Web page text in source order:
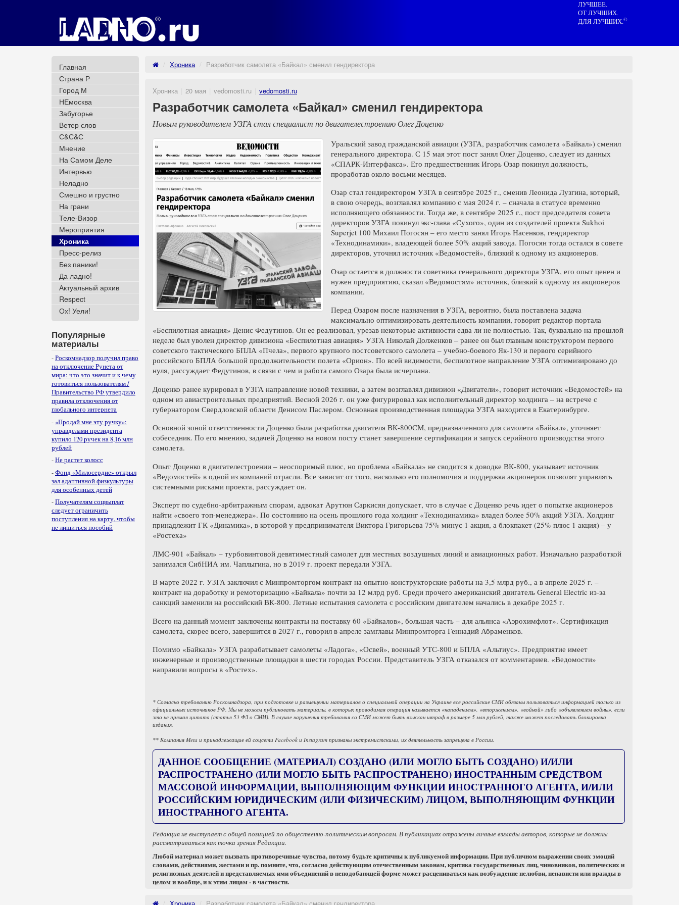
ЛУЧШЕЕ.
ОТ ЛУЧШИХ.
ДЛЯ ЛУЧШИХ.©
Главная
Страна Р
Город М
НЕмосква
Забугорье
Ветер слов
С&С&С
Мнение
На Самом Деле
Интервью
Неладно
Смешно и грустно
На грани
Теле-Визор
Мероприятия
Хроника
Пресс-релиз
Без паники!
Да ладно!
Актуальный архив
Respect
Ох! Уели!
Популярные
материалы
-Роскомнадзор получил право
на отключение Рунета от
мира: что это значит и к чему
готовиться пользователям /
Правительство РФ утвердило
правила отключения от
глобального интернета
- «Продай мне эту ручку»:
управделами президента
купило 120 ручек на 8,16 млн
рублей
-Не растет колосс
-Фонд «Милосердие» открыл
зал адаптивной физкультуры
для особенных детей
-Получателям соцвыплат
следует ограничить
поступления на карту, чтобы
не лишиться пособий
Хроника Разработчик самолета «Байкал» сменил гендиректора
Хроника 20 мая vedomosti.ru vedomosti.ru
Разработчик самолета «Байкал» сменил гендиректора
Новым руководителем УЗГА стал специалист по двигателестроению Олег Доценко
Уральский завод гражданской авиации (УЗГА, разработчик самолета «Байкал») сменил
генерального директора. С 15 мая этот пост занял Олег Доценко, следует из данных
«СПАРК-Интерфакса». Его предшественник Игорь Озар покинул должность,
проработав около восьми месяцев.
Озар стал гендиректором УЗГА в сентябре 2025 г., сменив Леонида Лузгина, который,
в свою очередь, возглавлял компанию с мая 2024 г. – сначала в статусе временно
исполняющего обязанности. Тогда же, в сентябре 2025 г., пост председателя совета
директоров УЗГА покинул экс-глава «Сухого», один из создателей проекта Sukhoi
Superjet 100 Михаил Погосян – его место занял Игорь Насенков, гендиректор
«Технодинамики», владеющей более 50% акций завода. Погосян тогда остался в совете
директоров, уточнял источник «Ведомостей», близкий к одному из акционеров.
Озар остается в должности советника генерального директора УЗГА, его опыт ценен и
нужен предприятию, сказал «Ведомостям» источник, близкий к одному из акционеров
компании.
Перед Озаром после назначения в УЗГА, вероятно, была поставлена задача
максимально оптимизировать деятельность компании, говорит редактор портала
«Беспилотная авиация» Денис Федутинов. Он ее реализовал, урезав некоторые активности едва ли не полностью. Так, буквально на прошлой
неделе был уволен директор дивизиона «Беспилотная авиация» УЗГА Николай Долженков – ранее он был главным конструктором первого
советского тактического БПЛА «Пчела», первого крупного постсоветского самолета – учебно-боевого Як-130 и первого серийного
российского БПЛА большой продолжительности полета «Орион». По всей видимости, беспилотное направление УЗГА оптимизировано до
нуля, рассуждает Федутинов, в связи с чем и работа самого Озара была исчерпана.
Доценко ранее курировал в УЗГА направление новой техники, а затем возглавлял дивизион «Двигатели», говорит источник «Ведомостей» на
одном из авиастроительных предприятий. Весной 2026 г. он уже фигурировал как исполнительный директор холдинга – на встрече с
губернатором Свердловской области Денисом Паслером. Основная производственная площадка УЗГА находится в Екатеринбурге.
Основной зоной ответственности Доценко была разработка двигателя ВК-800СМ, предназначенного для самолета «Байкал», уточняет
собеседник. По его мнению, задачей Доценко на новом посту станет завершение сертификации и запуск серийного производства этого
самолета.
Опыт Доценко в двигателестроении – неоспоримый плюс, но проблема «Байкала» не сводится к доводке ВК-800, указывает источник
«Ведомостей» в одной из компаний отрасли. Все зависит от того, насколько его полномочия и поддержка акционеров позволят управлять
системными рисками проекта, рассуждает он.
Эксперт по судебно-арбитражным спорам, адвокат Арутюн Саркисян допускает, что в случае с Доценко речь идет о попытке акционеров
найти «своего топ-менеджера». По состоянию на осень прошлого года холдинг «Технодинамика» владел более 50% акций УЗГА. Холдинг
принадлежит ГК «Динамика», в которой у предпринимателя Виктора Григорьева 75% минус 1 акция, а блокпакет (25% плюс 1 акция) – у
«Ростеха»
ЛМС-901 «Байкал» – турбовинтовой девятиместный самолет для местных воздушных линий и авиационных работ. Изначально разработкой
занимался СибНИА им. Чаплыгина, но в 2019 г. проект передали УЗГА.
В марте 2022 г. УЗГА заключил с Минпромторгом контракт на опытно-конструкторские работы на 3,5 млрд руб., а в апреле 2025 г. –
контракт на доработку и ремоторизацию «Байкала» почти за 12 млрд руб. Среди прочего американский двигатель General Electric из-за
санкций заменили на российский ВК-800. Летные испытания самолета с российским двигателем начались в декабре 2025 г.
Всего на данный момент заключены контракты на поставку 60 «Байкалов», большая часть – для альянса «Аэрохимфлот». Сертификация
самолета, скорее всего, завершится в 2027 г., говорил в апреле замглавы Минпромторга Геннадий Абраменков.
Помимо «Байкала» УЗГА разрабатывает самолеты «Ладога», «Освей», военный УТС-800 и БПЛА «Альтиус». Предприятие имеет
инженерные и производственные площадки в шести городах России. Представитель УЗГА отказался от комментариев. «Ведомости»
направили вопросы в «Ростех».
* Согласно требованию Роскомнадзора, при подготовке и размещении материалов о специальной операции на Украине все российские СМИ обязаны пользоваться информацией только из
официальных источников РФ. Мы не можем публиковать материалы, в которых проводимая операция называется «нападением», «вторжением», «войной» либо «объявлением войны», если
это не прямая цитата (статья 53 ФЗ о СМИ). В случае нарушения требования со СМИ может быть взыскан штраф в размере 5 млн рублей, также может последовать блокировка
издания.
** Компания Meta и принадлежащие ей соцсети Facebook и Instagram признаны экстремистскими, их деятельность запрещена в России.
ДАННОЕ СООБЩЕНИЕ (МАТЕРИАЛ) СОЗДАНО (ИЛИ МОГЛО БЫТЬ СОЗДАНО) И/ИЛИ
РАСПРОСТРАНЕНО (ИЛИ МОГЛО БЫТЬ РАСПРОСТРАНЕНО) ИНОСТРАННЫМ СРЕДСТВОМ
МАССОВОЙ ИНФОРМАЦИИ, ВЫПОЛНЯЮЩИМ ФУНКЦИИ ИНОСТРАННОГО АГЕНТА, И/ИЛИ
РОССИЙСКИМ ЮРИДИЧЕСКИМ (ИЛИ ФИЗИЧЕСКИМ) ЛИЦОМ, ВЫПОЛНЯЮЩИМ ФУНКЦИИ
ИНОСТРАННОГО АГЕНТА.
Редакция не выступает с общей позицией по общественно-политическим вопросам. В публикациях отражены личные взгляды авторов, которые не должны
рассматриваться как точка зрения Редакции.
Любой материал может вызвать противоречивые чувства, потому будьте критичны к публикуемой информации. При публичном выражении своих эмоций
словами, действиями, жестами и пр. помните, что, согласно действующим отечественным законам, критика государственных лиц, чиновников, политических и
религиозных деятелей и представляемых ими объединений в неподобающей форме может расцениваться как возбуждение нелюбви, ненависти или вражды в
целом и вообще, и к этим лицам - в частности.